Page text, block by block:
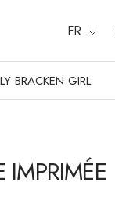
FR
BRACKEN GIRL
IMPRIMÉE